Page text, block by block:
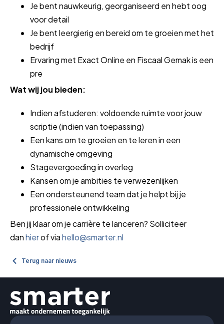
Je bent nauwkeurig, georganiseerd en hebt oog
voor detail
Je bent leergierig en bereid om te groeien met het
bedrijf
Ervaring met Exact Online en Fiscaal Gemak is een
pre
Wat wij jou bieden:
Indien afstuderen: voldoende ruimte voor jouw
scriptie (indien van toepassing)
Een kans om te groeien en te leren in een
dynamische omgeving
Stagevergoeding in overleg
Kansen om je ambities te verwezenlijken
Een ondersteunend team dat je helpt bij je
professionele ontwikkeling
Ben jij klaar om je carrière te lanceren? Solliciteer
danhierof viahello@smarter.nl
Terug naar nieuws